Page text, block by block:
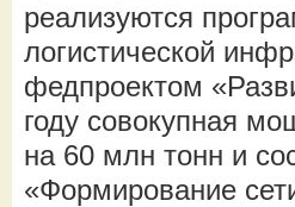
реализуются
логистической
федпроектом
году совокупная
на 60 млн тонн и
«Формирование